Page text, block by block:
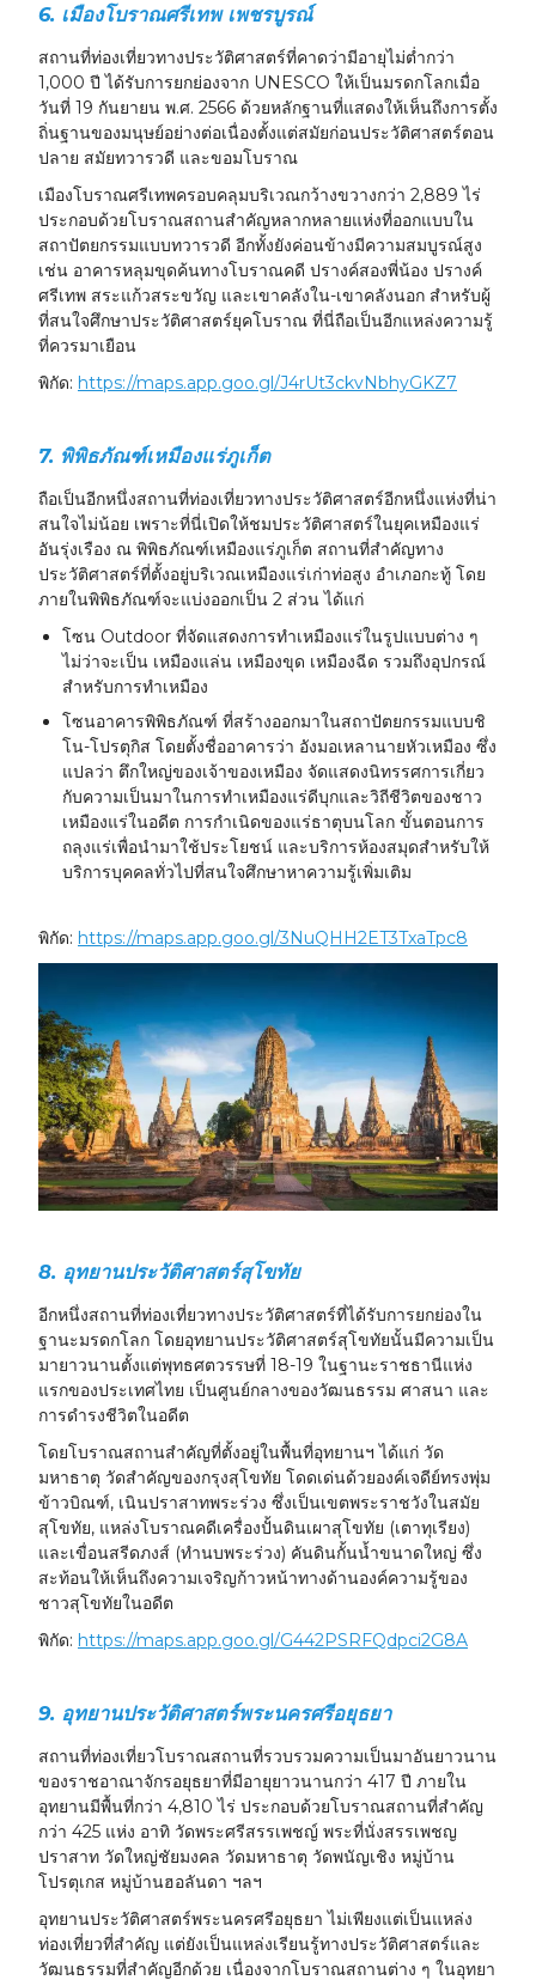
6. เมืองโบราณศรีเทพ เพชรบูรณ์
สถานที่ท่องเที่ยวทางประวัติศาสตร์ที่คาดว่ามีอายุไม่ต่ำกว่า
1,000 ปี ได้รับการยกย่องจาก UNESCO ให้เป็นมรดกโลกเมื่อ
วันที่ 19 กันยายน พ.ศ. 2566 ด้วยหลักฐานที่แสดงให้เห็นถึงการตั้ง
ถิ่นฐานของมนุษย์อย่างต่อเนื่องตั้งแต่สมัยก่อนประวัติศาสตร์ตอน
ปลาย สมัยทวารวดี และขอมโบราณ
เมืองโบราณศรีเทพครอบคลุมบริเวณกว้างขวางกว่า 2,889 ไร่
ประกอบด้วยโบราณสถานสำคัญหลากหลายแห่งที่ออกแบบใน
สถาปัตยกรรมแบบทวารวดี อีกทั้งยังค่อนข้างมีความสมบูรณ์สูง
เช่น อาคารหลุมขุดค้นทางโบราณคดี ปรางค์สองพี่น้อง ปรางค์
ศรีเทพ สระแก้วสระขวัญ และเขาคลังใน-เขาคลังนอก สำหรับผู้
ที่สนใจศึกษาประวัติศาสตร์ยุคโบราณ ที่นี่ถือเป็นอีกแหล่งความรู้
ที่ควรมาเยือน
พิกัด: https://maps.app.goo.gl/J4rUt3ckvNbhyGKZ7
7. พิพิธภัณฑ์เหมืองแร่ภูเก็ต
ถือเป็นอีกหนึ่งสถานที่ท่องเที่ยวทางประวัติศาสตร์อีกหนึ่งแห่งที่น่า
สนใจไม่น้อย เพราะที่นี่เปิดให้ชมประวัติศาสตร์ในยุคเหมืองแร่
อันรุ่งเรือง ณ พิพิธภัณฑ์เหมืองแร่ภูเก็ต สถานที่สำคัญทาง
ประวัติศาสตร์ที่ตั้งอยู่บริเวณเหมืองแร่เก่าท่อสูง อำเภอกะทู้ โดย
ภายในพิพิธภัณฑ์จะแบ่งออกเป็น 2 ส่วน ได้แก่
โซน Outdoor ที่จัดแสดงการทำเหมืองแร่ในรูปแบบต่าง ๆ
ไม่ว่าจะเป็น เหมืองแล่น เหมืองขุด เหมืองฉีด รวมถึงอุปกรณ์
สำหรับการทำเหมือง
โซนอาคารพิพิธภัณฑ์ ที่สร้างออกมาในสถาปัตยกรรมแบบชิ
โน-โปรตุกิส โดยตั้งชื่ออาคารว่า อังมอเหลานายหัวเหมือง ซึ่ง
แปลว่า ตึกใหญ่ของเจ้าของเหมือง จัดแสดงนิทรรศการเกี่ยว
กับความเป็นมาในการทำเหมืองแร่ดีบุกและวิถีชีวิตของชาว
เหมืองแร่ในอดีต การกำเนิดของแร่ธาตุบนโลก ขั้นตอนการ
ถลุงแร่เพื่อนำมาใช้ประโยชน์ และบริการห้องสมุดสำหรับให้
บริการบุคคลทั่วไปที่สนใจศึกษาหาความรู้เพิ่มเติม
พิกัด: https://maps.app.goo.gl/3NuQHH2ET3TxaTpc8
8. อุทยานประวัติศาสตร์สุโขทัย
อีกหนึ่งสถานที่ท่องเที่ยวทางประวัติศาสตร์ที่ได้รับการยกย่องใน
ฐานะมรดกโลก โดยอุทยานประวัติศาสตร์สุโขทัยนั้นมีความเป็น
มายาวนานตั้งแต่พุทธศตวรรษที่ 18-19 ในฐานะราชธานีแห่ง
แรกของประเทศไทย เป็นศูนย์กลางของวัฒนธรรม ศาสนา และ
การดำรงชีวิตในอดีต
โดยโบราณสถานสำคัญที่ตั้งอยู่ในพื้นที่อุทยานฯ ได้แก่ วัด
มหาธาตุ วัดสำคัญของกรุงสุโขทัย โดดเด่นด้วยองค์เจดีย์ทรงพุ่ม
ข้าวบิณฑ์, เนินปราสาทพระร่วง ซึ่งเป็นเขตพระราชวังในสมัย
สุโขทัย, แหล่งโบราณคดีเครื่องปั้นดินเผาสุโขทัย (เตาทุเรียง)
และเขื่อนสรีดภงส์ (ทำนบพระร่วง) คันดินกั้นน้ำขนาดใหญ่ ซึ่ง
สะท้อนให้เห็นถึงความเจริญก้าวหน้าทางด้านองค์ความรู้ของ
ชาวสุโขทัยในอดีต
พิกัด: https://maps.app.goo.gl/G442PSRFQdpci2G8A
9. อุทยานประวัติศาสตร์พระนครศรีอยุธยา
สถานที่ท่องเที่ยวโบราณสถานที่รวบรวมความเป็นมาอันยาวนาน
ของราชอาณาจักรอยุธยาที่มีอายุยาวนานกว่า 417 ปี ภายใน
อุทยานมีพื้นที่กว่า 4,810 ไร่ ประกอบด้วยโบราณสถานที่สำคัญ
กว่า 425 แห่ง อาทิ วัดพระศรีสรรเพชญ์ พระที่นั่งสรรเพชญ
ปราสาท วัดใหญ่ชัยมงคล วัดมหาธาตุ วัดพนัญเชิง หมู่บ้าน
โปรตุเกส หมู่บ้านฮอลันดา ฯลฯ
อุทยานประวัติศาสตร์พระนครศรีอยุธยา ไม่เพียงแต่เป็นแหล่ง
ท่องเที่ยวที่สำคัญ แต่ยังเป็นแหล่งเรียนรู้ทางประวัติศาสตร์และ
วัฒนธรรมที่สำคัญอีกด้วย เนื่องจากโบราณสถานต่าง ๆ ในอุทยา